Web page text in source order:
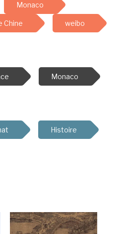
Monaco
Chine weibo
Monaco
Histoire